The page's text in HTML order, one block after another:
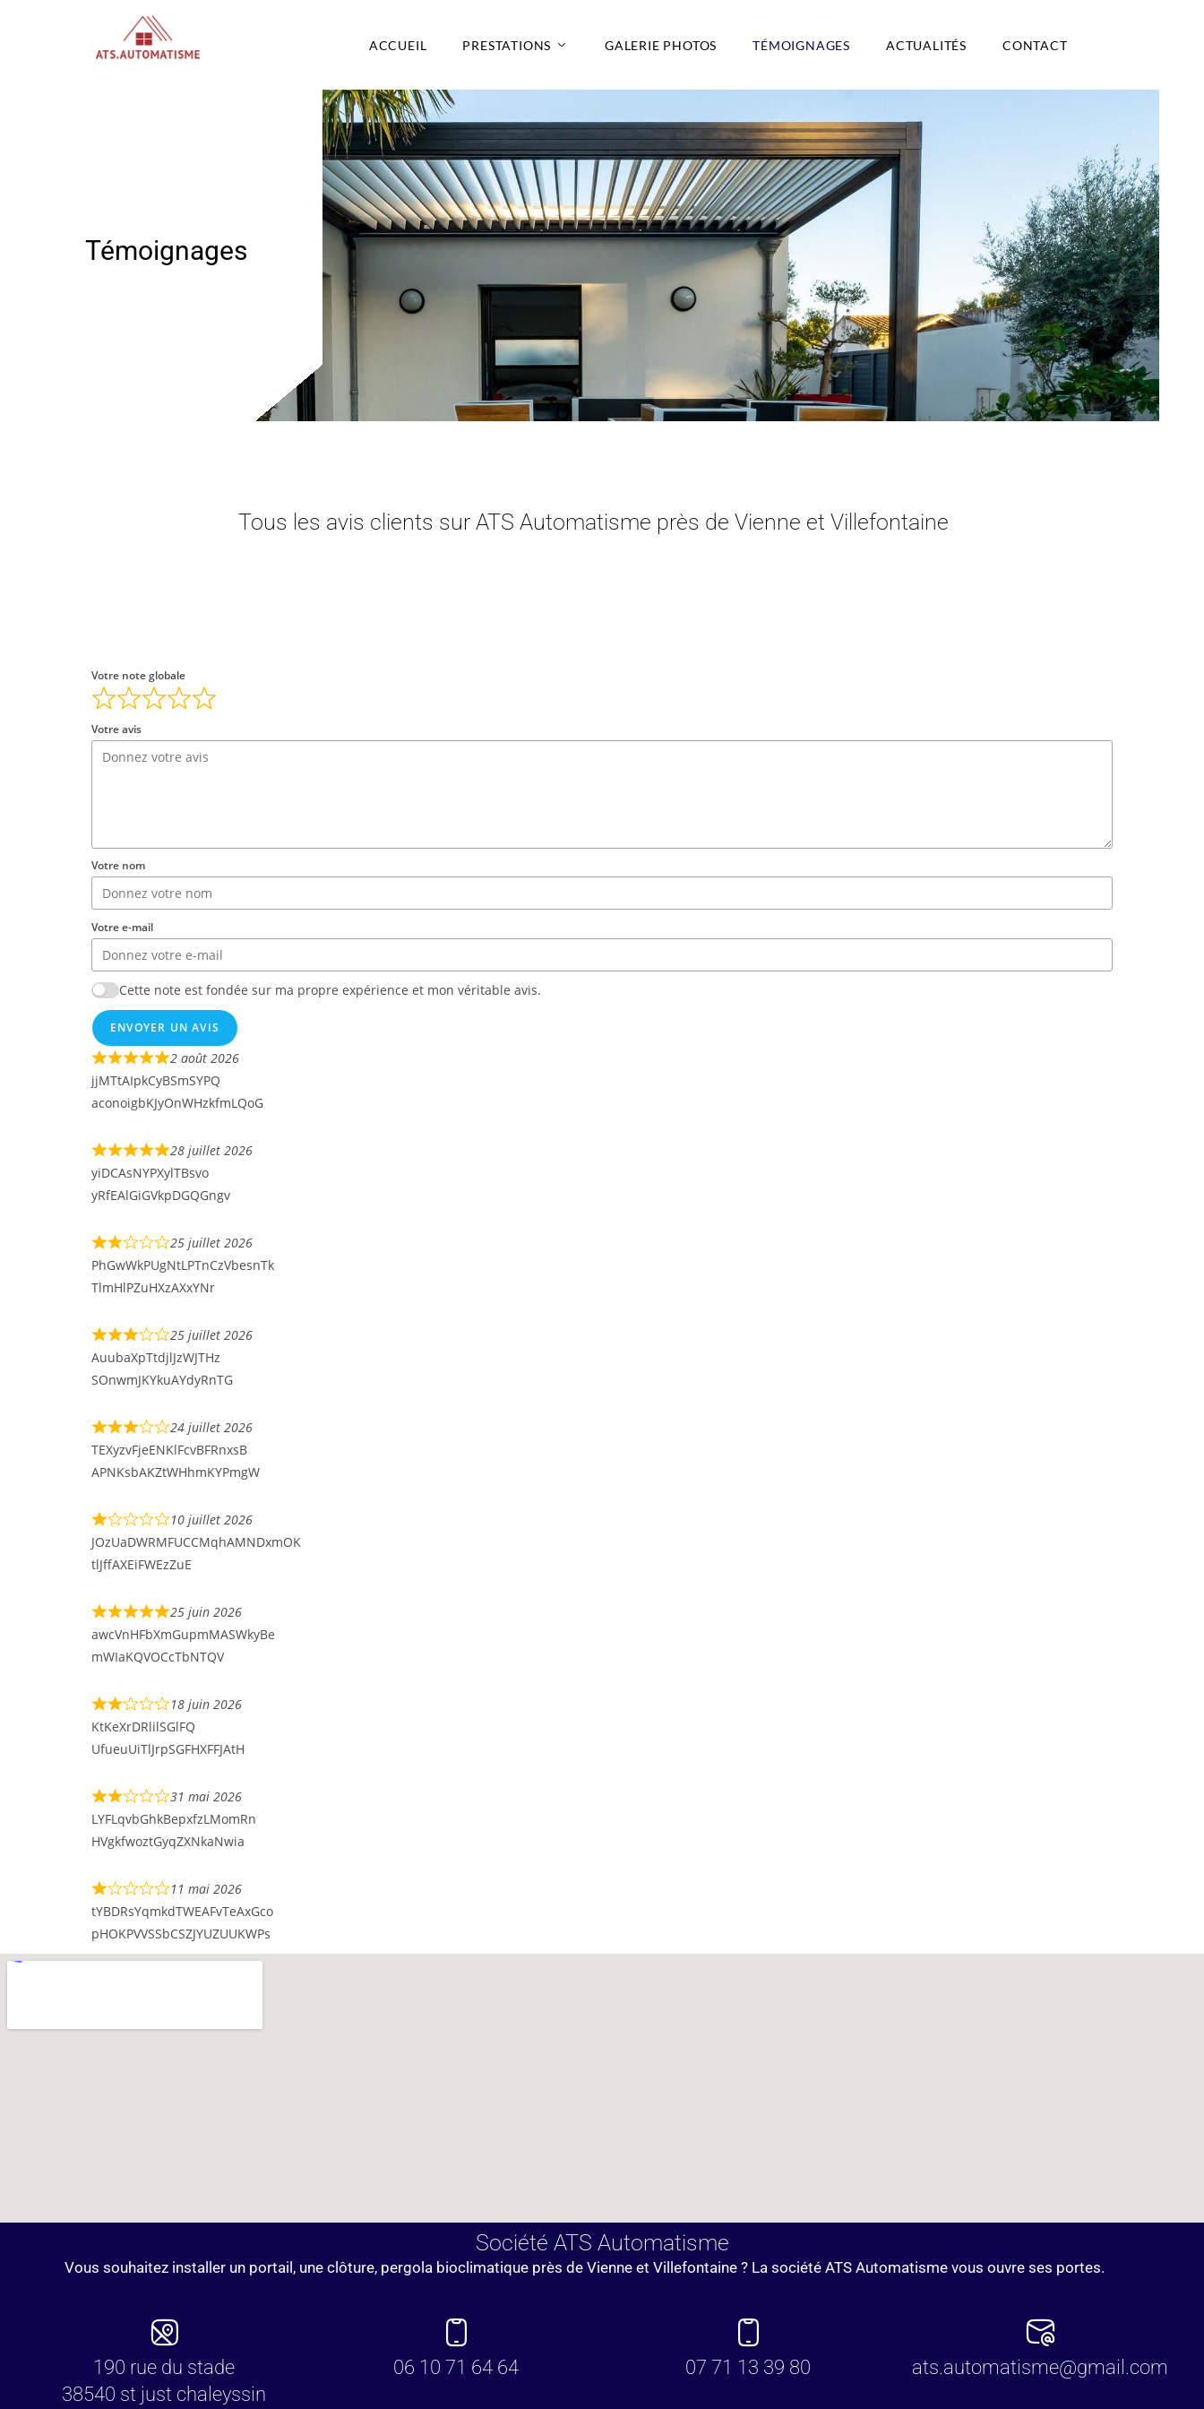
ACCUEIL PRESTATIONS GALERIE PHOTOS TÉMOIGNAGES ACTUALITÉS CONTACT
Témoignages
Tous les avis clients sur ATS Automatisme près de Vienne et Villefontaine
Votre note globale
Votre avis
Votre nom
Votre e-mail
Cette note est fondée sur ma propre expérience et mon véritable avis.
ENVOYER UN AVIS
2 août 2026
jjMTtAIpkCyBSmSYPQ
aconoigbKJyOnWHzkfmLQoG
28 juillet 2026
yiDCAsNYPXylTBsvo
yRfEAlGiGVkpDGQGngv
25 juillet 2026
PhGwWkPUgNtLPTnCzVbesnTk
TlmHlPZuHXzAXxYNr
25 juillet 2026
AuubaXpTtdjlJzWJTHz
SOnwmJKYkuAYdyRnTG
24 juillet 2026
TEXyzvFjeENKlFcvBFRnxsB
APNKsbAKZtWHhmKYPmgW
10 juillet 2026
JOzUaDWRMFUCCMqhAMNDxmOK
tlJffAXEiFWEzZuE
25 juin 2026
awcVnHFbXmGupmMASWkyBe
mWIaKQVOCcTbNTQV
18 juin 2026
KtKeXrDRlilSGlFQ
UfueuUiTlJrpSGFHXFFJAtH
31 mai 2026
LYFLqvbGhkBepxfzLMomRn
HVgkfwoztGyqZXNkaNwia
11 mai 2026
tYBDRsYqmkdTWEAFvTeAxGco
pHOKPVVSSbCSZJYUZUUKWPs
Société ATS Automatisme
Vous souhaitez installer un portail, une clôture, pergola bioclimatique près de Vienne et Villefontaine ? La société ATS Automatisme vous ouvre ses portes.
190 rue du stade
38540 st just chaleyssin
06 10 71 64 64 07 71 13 39 80 ats.automatisme@gmail.com